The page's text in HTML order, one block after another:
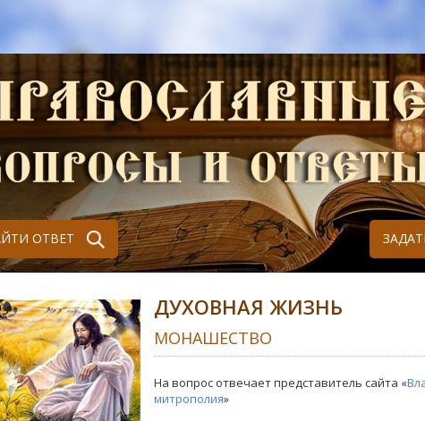
ОТВЕТ
ДУХОВНАЯ ЖИЗНЬ
МОНАШЕСТВО
На вопрос отвечает представитель сайта «
митрополия»